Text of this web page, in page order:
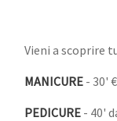
Vieni a scoprire
MANICURE - 30'
PEDICURE - 40'